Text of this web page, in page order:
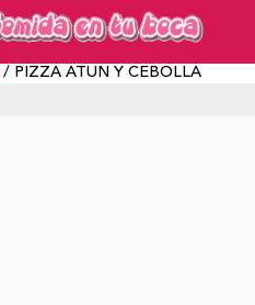
/ PIZZA ATUN Y CEBOLLA